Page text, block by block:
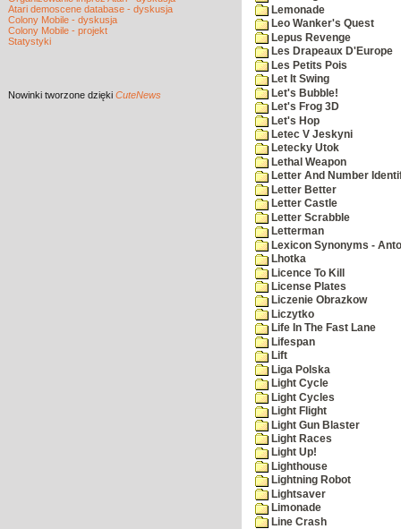
Atari demoscene database - dyskusja
Colony Mobile - dyskusja
Colony Mobile - projekt
Statystyki
Nowinki tworzone dzięki CuteNews
Lemonade
Leo Wanker's Quest
Lepus Revenge
Les Drapeaux D'Europe
Les Petits Pois
Let It Swing
Let's Bubble!
Let's Frog 3D
Let's Hop
Letec V Jeskyni
Letecky Utok
Lethal Weapon
Letter And Number
Letter Better
Letter Castle
Letter Scrabble
Letterman
Lexicon Synonyms -
Lhotka
Licence To Kill
License Plates
Liczenie Obrazkow
Liczytko
Life In The Fast Lane
Lifespan
Lift
Liga Polska
Light Cycle
Light Cycles
Light Flight
Light Gun Blaster
Light Races
Light Up!
Lighthouse
Lightning Robot
Lightsaver
Limonade
Line Crash